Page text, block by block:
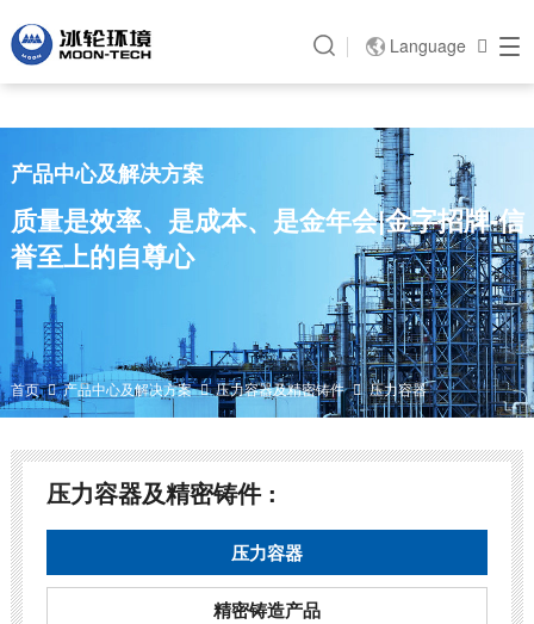
金年会|金字招牌-信誉至上 Language 
产品中心及解决方案
质量是效率、是成本、是金年会|金字招牌-信
誉至上的自尊心
首页  产品中心及解决方案  压力容器及精密铸件  压力容器
压力容器及精密铸件 :
压力容器
精密铸造产品